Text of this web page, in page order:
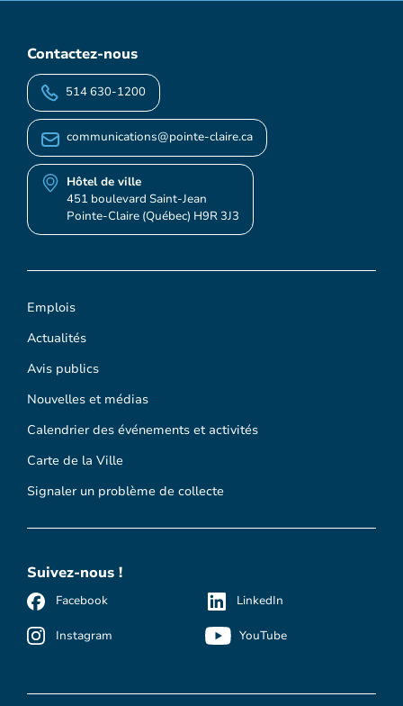
Emplois
Actualités
Avis publics
Nouvelles et médias
Calendrier des événements et activités
Carte de la Ville
Signaler un problème de collecte
Contactez-nous
514 630-1200
communications@pointe-claire.ca
Hôtel de ville
451 boulevard Saint-Jean
Pointe-Claire (Québec) H9R 3J3
Suivez-nous !
Facebook
Instagram
LinkedIn
YouTube